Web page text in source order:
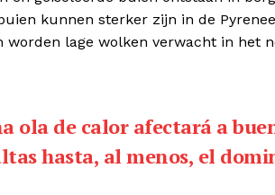
]
kunnen sterker zijn in de
worden lage wolken verwacht in het
ola de calor afectará a
hasta, al menos, el